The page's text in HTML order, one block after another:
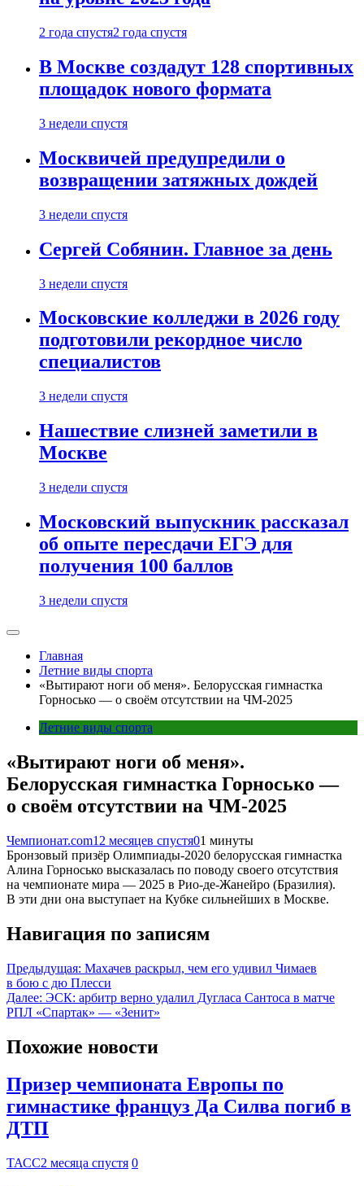
2 года спустя2 года спустя
В Москве создадут 128 спортивных
площадок нового формата
3 недели спустя
Москвичей предупредили о
возвращении затяжных дождей
3 недели спустя
Сергей Собянин. Главное за день
3 недели спустя
Московские колледжи в 2026 году
подготовили рекордное число
специалистов
3 недели спустя
Нашествие слизней заметили в
Москве
3 недели спустя
Московский выпускник рассказал
об опыте пересдачи ЕГЭ для
получения 100 баллов
3 недели спустя
Главная
Летние виды спорта
«Вытирают ноги об меня». Белорусская гимнастка
Горносько — о своём отсутствии на ЧМ-2025
Летние виды спорта
«Вытирают ноги об меня».
Белорусская гимнастка Горносько —
о своём отсутствии на ЧМ-2025
Чемпионат.com12 месяцев спустя01 минуты
Бронзовый призёр Олимпиады-2020 белорусская гимнастка
Алина Горносько высказалась по поводу своего отсутствия
на чемпионате мира — 2025 в Рио-де-Жанейро (Бразилия).
В эти дни она выступает на Кубке сильнейших в Москве.
Навигация по записям
Предыдущая: Махачев раскрыл, чем его удивил Чимаев
в бою с дю Плесси
Далее: ЭСК: арбитр верно удалил Дугласа Сантоса в матче
РПЛ «Спартак» — «Зенит»
Похожие новости
Призер чемпионата Европы по
гимнастике француз Да Силва погиб в
ДТП
ТАСС2 месяца спустя 0